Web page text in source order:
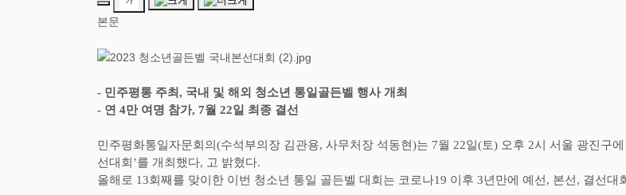
본문
- 민주평통 주최, 국내 및 해외 청소년 통일골든벨 행사 개최
- 연 4만 여명 참가, 7월 22일 최종 결선
민주평화통일자문회의 (수석부의장 김관용, 사무처장 석동현)는 7월 22일(토) 오후 2시 서울 광진구
선대회 ’를 개최했다, 고 밝혔다.
올해로 13회째를 맞이한 이번 청소년 통일 골든벨 대회는 코로나19 이후 3년만에 예선 , 본선 , 결선대